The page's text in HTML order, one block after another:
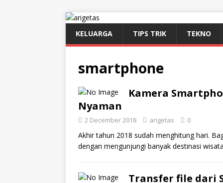
KELUARGA TIPS TRIK TEKNO
smartphone
Kamera
Nyaman
2 December 2018 arigetas 0
Akhir tahun 2018 sudah menghitung hari.
dengan mengunjungi banyak destinasi
Transfer file dari